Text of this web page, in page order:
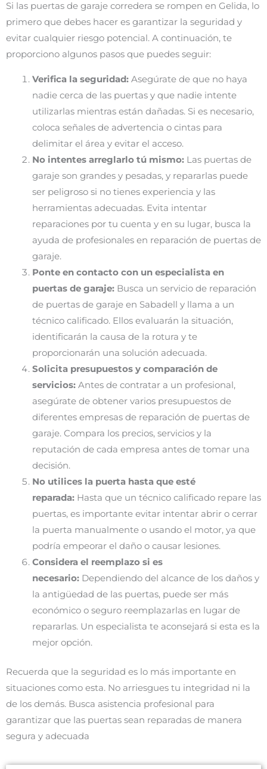
Si las puertas de garaje corredera se rompen en Gelida, lo
primero que debes hacer es garantizar la seguridad y
evitar cualquier riesgo potencial. A continuación, te
proporciono algunos pasos que puedes seguir:
Verifica la seguridad:Asegúrate de que no haya
nadie cerca de las puertas y que nadie intente
utilizarlas mientras están dañadas. Si es necesario,
coloca señales de advertencia o cintas para
delimitar el área y evitar el acceso.
No intentes arreglarlo tú mismo:Las puertas de
garaje son grandes y pesadas, y repararlas puede
ser peligroso si no tienes experiencia y las
herramientas adecuadas. Evita intentar
reparaciones por tu cuenta y en su lugar, busca la
ayuda de profesionales en reparación de puertas de
garaje.
Ponte en contacto con un especialista en
puertas de garaje:Busca un servicio de reparación
de puertas de garaje en Sabadell y llama a un
técnico calificado. Ellos evaluarán la situación,
identificarán la causa de la rotura y te
proporcionarán una solución adecuada.
Solicita presupuestos y comparación de
servicios:Antes de contratar a un profesional,
asegúrate de obtener varios presupuestos de
diferentes empresas de reparación de puertas de
garaje. Compara los precios, servicios y la
reputación de cada empresa antes de tomar una
decisión.
No utilices la puerta hasta que esté
reparada:Hasta que un técnico calificado repare las
puertas, es importante evitar intentar abrir o cerrar
la puerta manualmente o usando el motor, ya que
podría empeorar el daño o causar lesiones.
Considera el reemplazo si es
necesario:Dependiendo del alcance de los daños y
la antigüedad de las puertas, puede ser más
económico o seguro reemplazarlas en lugar de
repararlas. Un especialista te aconsejará si esta es la
mejor opción.
Recuerda que la seguridad es lo más importante en
situaciones como esta. No arriesgues tu integridad ni la
de los demás. Busca asistencia profesional para
garantizar que las puertas sean reparadas de manera
segura y adecuada